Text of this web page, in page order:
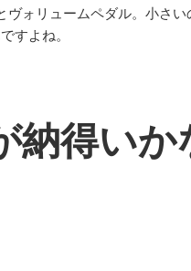
ヴォリュームペダル。小さい
すよね。
納得いか